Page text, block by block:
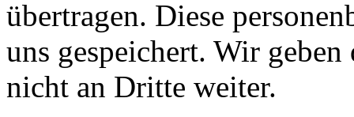
übertragen. Diese
uns gespeichert. Wir geben
nicht an Dritte weiter.